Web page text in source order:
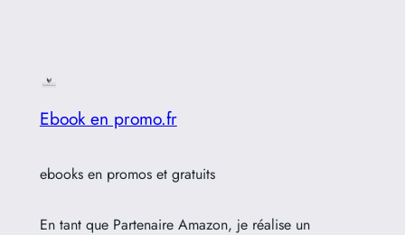
Ebook en promo.fr
ebooks en promos et gratuits
En tant que Partenaire Amazon, je réalise un